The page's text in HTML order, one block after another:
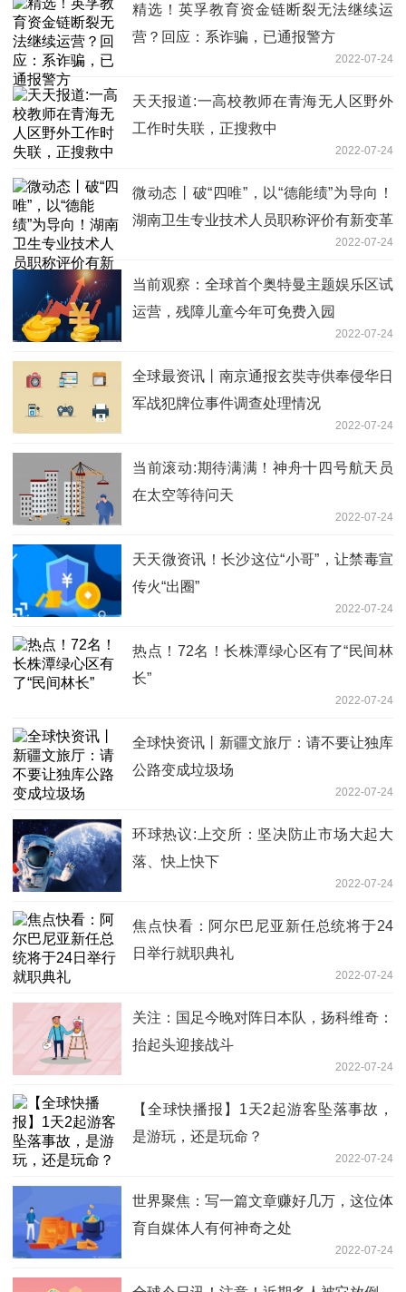
精选！英孚教育资金链断裂无法继续运
营？回应：系诈骗，已通报警方
2022-07-24
天天报道:一高校教师在青海无人区野外
工作时失联，正搜救中
2022-07-24
微动态丨破“四唯”，以“德能绩”为导向！
湖南卫生专业技术人员职称评价有新变革
2022-07-24
当前观察：全球首个奥特曼主题娱乐区试
运营，残障儿童今年可免费入园
2022-07-24
全球最资讯丨南京通报玄奘寺供奉侵华日
军战犯牌位事件调查处理情况
2022-07-24
当前滚动:期待满满！神舟十四号航天员
在太空等待问天
2022-07-24
天天微资讯！长沙这位“小哥”，让禁毒宣
传火“出圈”
2022-07-24
热点！72名！长株潭绿心区有了“民间林
长”
2022-07-24
全球快资讯丨新疆文旅厅：请不要让独库
公路变成垃圾场
2022-07-24
环球热议:上交所：坚决防止市场大起大
落、快上快下
2022-07-24
焦点快看：阿尔巴尼亚新任总统将于24
日举行就职典礼
2022-07-24
关注：国足今晚对阵日本队，扬科维奇：
抬起头迎接战斗
2022-07-24
【全球快播报】1天2起游客坠落事故，
是游玩，还是玩命？
2022-07-24
世界聚焦：写一篇文章赚好几万，这位体
育自媒体人有何神奇之处
2022-07-24